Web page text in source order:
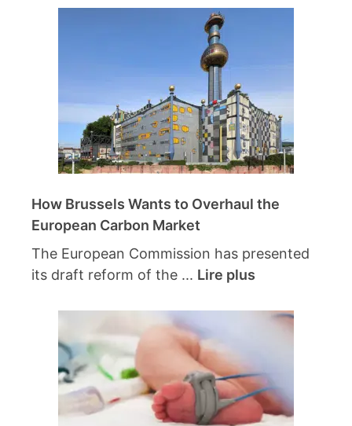
How Brussels Wants to Overhaul the
European Carbon Market
The European Commission has presented
its draft reform of the ... Lire plus